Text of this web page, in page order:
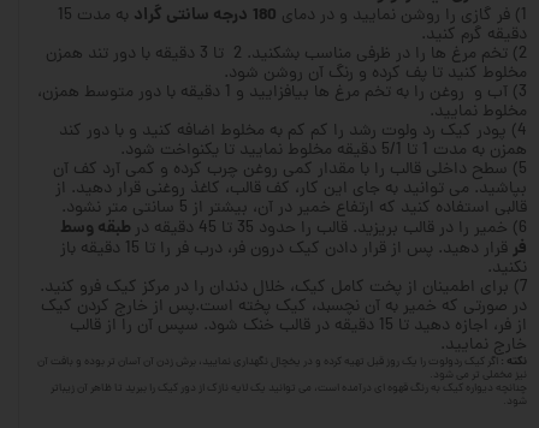
1) فر گازی را روشن نمایید و در دمای 180 درجه سانتی گراد به مدت 15
دقیقه گرم کنید.
2) تخم مرغ ها را در ظرفی مناسب بشکنید. 2 تا 3 دقیقه با دور تند همزن
مخلوط کنید تا پف کرده و رنگ آن روشن شود.
3) آب و روغن را به تخم مرغ ها بیافزایید و 1 دقیقه با دور متوسط همزن،
مخلوط نمایید.
4) پودر کیک رد ولوت رشد را کم کم به مخلوط اضافه کنید و با دور کند
همزن به مدت 1 تا 5/1 دقیقه مخلوط نمایید تا یکنواخت شود.
5) سطح داخلی قالب را با مقدار کمی روغن چرب کرده و کمی آرد کف آن
بپاشید. می توانید به جای این کار، کف قالب، کاغذ روغنی قرار دهید. از
قالبی استفاده کنید که ارتفاع خمیر در آن، بیشتر از 5 سانتی متر نشود.
6) خمیر را در قالب بریزید. قالب را حدود 35 تا 45 دقیقه در
طبقه وسط
فر قرار دهید. پس از قرار دادن کیک درون فر، درب فر را تا 15 دقیقه باز
نکنید.
7) برای اطمینان از پخت کامل کیک، خلال دندان را در مرکز کیک فرو کنید.
در صورتی که خمیر به آن نچسبد، کیک پخته است.پس از خارج کردن کیک
از فر، اجازه دهید تا 15 دقیقه در قالب خنک شود. سپس آن را از قالب
خارج نمایید.
نکته : اگر کیک ردولوت را یک روز قبل تهیه کرده و در یخچال نگهداری نمایید، برش زدن آن آسان تر بوده و بافت آن
نیز مخملی تر می شود.
چنانچه دیواره کیک به رنگ قهوه ای درآمده است، می توانید یک لایه نازک از دور کیک را ببرید تا ظاهر آن زیباتر
شود.